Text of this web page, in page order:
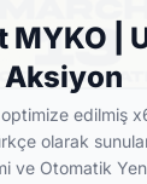
|
Aksiyon
edilmiş
olarak
ve Otomatik